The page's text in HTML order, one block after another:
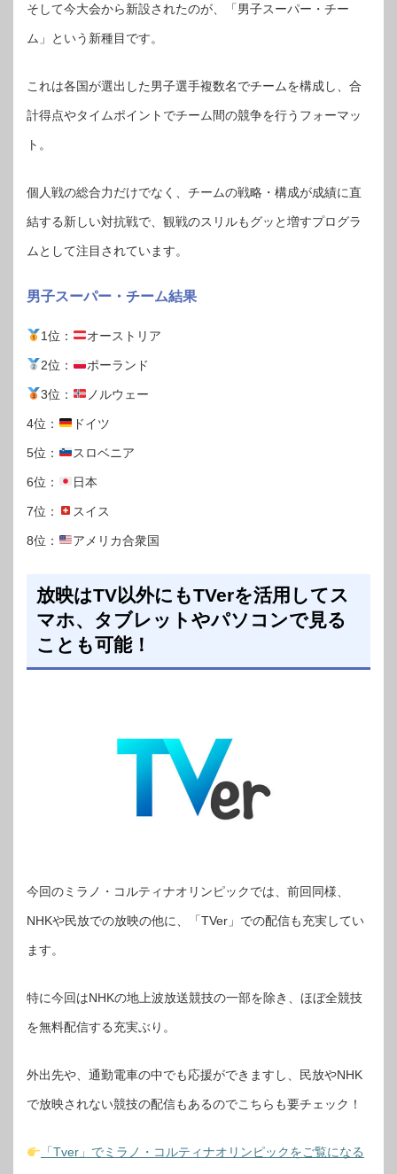
そして今大会から新設されたのが、「男子スーパー・チー
ム」という新種目です。
これは各国が選出した男子選手複数名でチームを構成し、合
計得点やタイムポイントでチーム間の競争を行うフォーマッ
ト。
個人戦の総合力だけでなく、チームの戦略・構成が成績に直
結する新しい対抗戦で、観戦のスリルもグッと増すプログラ
ムとして注目されています。
男子スーパー・チーム結果
1位： オーストリア
2位： ポーランド
3位： ノルウェー
4位： ドイツ
5位： スロベニア
6位： 日本
7位： スイス
8位： アメリカ合衆国
放映はTV以外にもTVerを活用してス
マホ、タブレットやパソコンで見る
ことも可能！
今回のミラノ・コルティナオリンピックでは、前回同様、
NHKや民放での放映の他に、「TVer」での配信も充実してい
ます。
特に今回はNHKの地上波放送競技の一部を除き、ほぼ全競技
を無料配信する充実ぶり。
外出先や、通勤電車の中でも応援ができますし、民放やNHK
で放映されない競技の配信もあるのでこちらも要チェック！
「Tver」でミラノ・コルティナオリンピックをご覧になる